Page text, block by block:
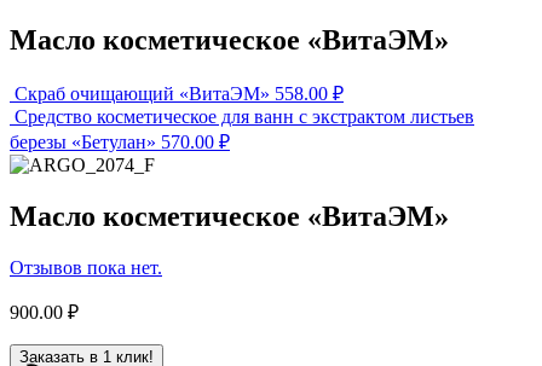
Масло косметическое «ВитаЭМ»
Скраб очищающий «ВитаЭМ» 558.00 ₽
Средство косметическое для ванн с экстрактом листьев
березы «Бетулан» 570.00 ₽
Масло косметическое «ВитаЭМ»
Отзывов пока нет.
900.00 ₽
Заказать в 1 клик!